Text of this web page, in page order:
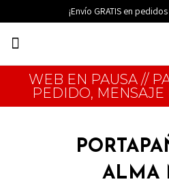
al
contenido
¡Envío GRATIS en
Menú
WEB EN PAUSA //
PEDIDO, MENSAJE
ALMA